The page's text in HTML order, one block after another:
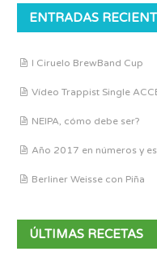
ENTRADAS
I Ciruelo BrewBand Cup
Vídeo Trappist Single
NEIPA, cómo debe ser?
Año 2017 en números y
Berliner Weisse con Piña
ÚLTIMAS RECETAS